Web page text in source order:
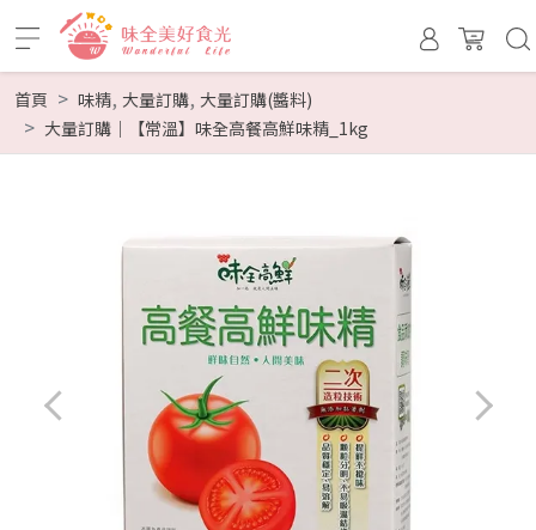
首頁 味精, 大量訂購, 大量訂購(醬料)
大量訂購｜【常溫】味全高餐高鮮味精_1kg